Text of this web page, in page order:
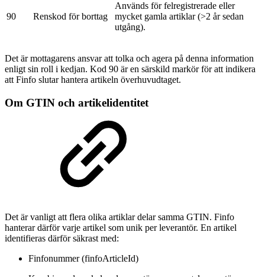
90 Renskod för borttag
Används för felregistrerade eller
mycket gamla artiklar (>2 år sedan
utgång).
Det är mottagarens ansvar att tolka och agera på denna information
enligt sin roll i kedjan. Kod 90 är en särskild markör för att indikera
att Finfo slutar hantera artikeln överhuvudtaget.
Om GTIN och artikelidentitet
Det är vanligt att flera olika artiklar delar samma GTIN. Finfo
hanterar därför varje artikel som unik per leverantör. En artikel
identifieras därför säkrast med:
Finfonummer (finfoArticleId)